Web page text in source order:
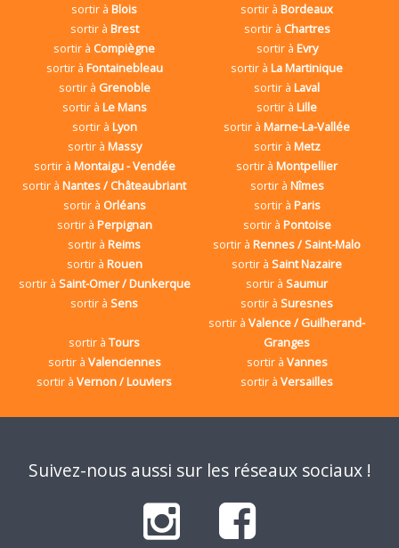
sortir àBlois sortir àBordeaux
sortir à Brest sortir à Chartres
sortir à Compiègne sortir à Evry
sortir à Fontainebleau sortir àLa Martinique
sortir à Grenoble sortir àLaval
sortir à Le Mans sortir àLille
sortir à Lyon sortir àMarne-La-Vallée
sortir à Massy sortir à Metz
sortir à Montaigu - Vendée sortir àMontpellier
sortir àNantes / Châteaubriant sortir à Nîmes
sortir à Orléans sortir à Paris
sortir à Perpignan sortir à Pontoise
sortir àReims sortir àRennes / Saint-Malo
sortir à Rouen sortir àSaint Nazaire
sortir à Saint-Omer / Dunkerque sortir àSaumur
sortir àSens sortir àSuresnes
sortir àTours
sortir àValence / Guilherand-
Granges
sortir à Valenciennes sortir à Vannes
sortir àVernon / Louviers sortir àVersailles
Suivez-nous aussi sur les réseaux sociaux !